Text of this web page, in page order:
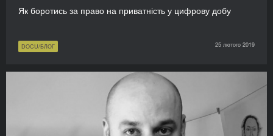
Як боротись за право на приватність у цифрову добу
DOCU/БЛОГ 25 лютого 2019